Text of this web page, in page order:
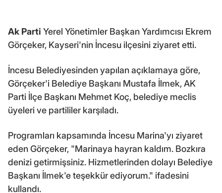
Ak Parti Yerel Yönetimler Başkan Yardımcısı Ekrem
Görçeker, Kayseri'nin İncesu ilçesini ziyaret etti.
İncesu Belediyesinden yapılan açıklamaya göre,
Görçeker'i Belediye Başkanı Mustafa İlmek, AK
Parti İlçe Başkanı Mehmet Koç, belediye meclis
üyeleri ve partililer karşıladı.
Programları kapsamında İncesu Marina'yı ziyaret
eden Görçeker, "Marinaya hayran kaldım. Bozkıra
denizi getirmişsiniz. Hizmetlerinden dolayı Belediye
Başkanı İlmek'e teşekkür ediyorum." ifadesini
kullandı.